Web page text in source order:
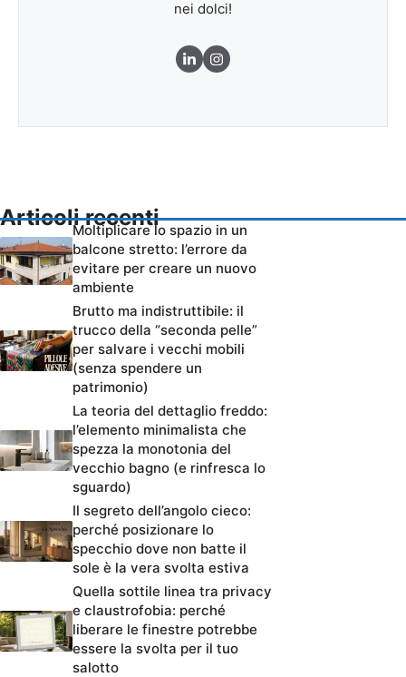
nei dolci!
Articoli recenti
Moltiplicare lo spazio in un
balcone stretto: l’errore da
evitare per creare un nuovo
ambiente
Brutto ma indistruttibile: il
trucco della “seconda pelle”
per salvare i vecchi mobili
(senza spendere un
patrimonio)
La teoria del dettaglio freddo:
l’elemento minimalista che
spezza la monotonia del
vecchio bagno (e rinfresca lo
sguardo)
Il segreto dell’angolo cieco:
perché posizionare lo
specchio dove non batte il
sole è la vera svolta estiva
Quella sottile linea tra privacy
e claustrofobia: perché
liberare le finestre potrebbe
essere la svolta per il tuo
salotto